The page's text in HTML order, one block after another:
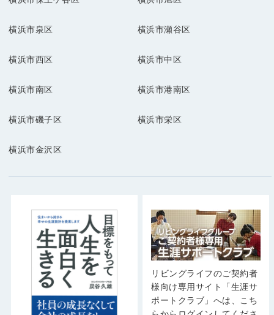
横浜市泉区 横浜市瀬谷区
横浜市西区 横浜市中区
横浜市南区 横浜市港南区
横浜市磯子区 横浜市栄区
横浜市金沢区
リビングライフのご契約者
様向け専用サイト「生涯サ
ポートクラブ」へは、こち